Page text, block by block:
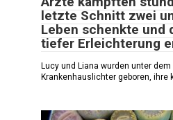
letzte Schnitt zwei
Leben schenkte und
tiefer Erleichterung
Lucy und Liana wurden unter
Krankenhauslichter geboren, ihre